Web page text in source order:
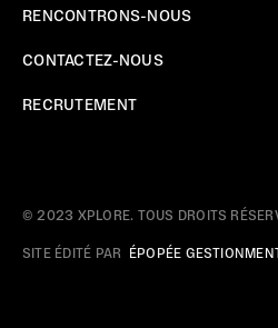
RENCONTRONS-NOUS
CONTACTEZ-NOUS
RECRUTEMENT
© 2023 XPLORE. TOUS DROITS
SITE ÉDITÉ PAR ÉPOPÉE GESTION